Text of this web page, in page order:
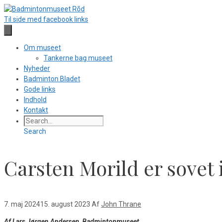
Hop
til
Til side med facebook links
Om museet
Tankerne bag museet
Nyheder
Badminton Bladet
Gode links
Indhold
Kontakt
Search
Carsten Morild er sovet
7. maj 202415. august 2023 AfJohn Thrane